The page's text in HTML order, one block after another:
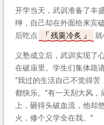
开学当天，武训准备了丰
绅，自己却在外面给来宾
后吃点
残羹冷炙 就
义塾成立后，武训实现了
在破庙里。学生们集体跪
“我过的生活自己不觉得
都快乐。”有一天刮大风
上，砸得头破血流，他却
火，修个义学全在我。”